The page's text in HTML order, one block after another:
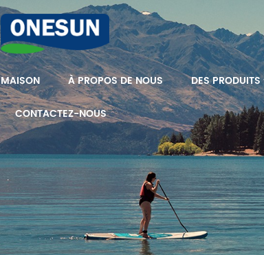
MAISON À PROPOS DE NOUS DES PRODUITS
CONTACTEZ-NOUS